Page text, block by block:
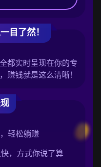
目了然！
都实时呈现在你的专
赚钱就是这么清晰！
轻松躺赚
，方式你说了算